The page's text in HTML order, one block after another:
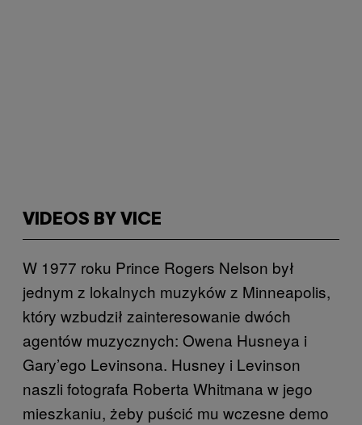
VIDEOS BY VICE
W 1977 roku Prince Rogers Nelson był
jednym z lokalnych muzyków z Minneapolis,
który wzbudził zainteresowanie dwóch
agentów muzycznych: Owena Husneya i
Gary’ego Levinsona. Husney i Levinson
naszli fotografa Roberta Whitmana w jego
mieszkaniu, żeby puścić mu wczesne demo